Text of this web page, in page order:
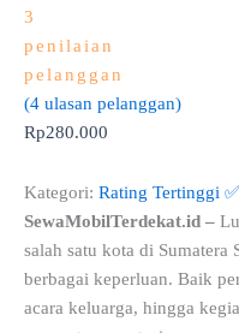
3
penilaian
pelanggan
(4 ulasan pelanggan)
Rp280.000
Kategori: Rating Tertinggi ✅
SewaMobilTerdekat.id –
salah satu kota di
berbagai keperluan. Baik
acara keluarga, hingga